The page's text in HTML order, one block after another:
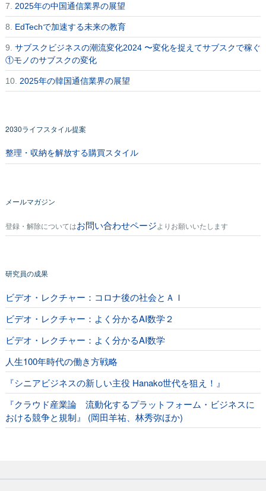
7. 2025年の中国通信業界の展望
8. EdTechで加速する未来の教育
9. サブスクビジネスの潮流変化2024 〜変化を捉えてサブスクで稼ぐ
①モノのサブスクの変化
10. 2025年の韓国通信業界の展望
2030ライフスタイル提案
整理・収納を解放する購買スタイル
メールマガジン
登録・解除についてはお問い合わせページ よりお願いいたします
研究員の成果
ビデオ・レクチャー：コロナ後の社会とＡＩ
ビデオ・レクチャー：よく分かるAI数学２
ビデオ・レクチャー：よく分かるAI数学
人生100年時代の働き方戦略
『シニアビジネスの新しい主役 Hanako世代を狙え！』
『クラウド産業論 流動化するプラットフォーム・ビジネスに
おける競争と規制』 (岡田羊祐、林秀弥ほか)